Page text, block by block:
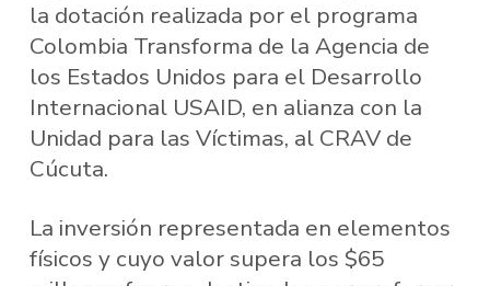
la dotación realizada por el programa
Colombia Transforma de la Agencia de
los Estados Unidos para el Desarrollo
Internacional USAID, en alianza con la
Unidad para las Víctimas, al CRAV de
Cúcuta.
La inversión representada en elementos
físicos y cuyo valor supera los $65